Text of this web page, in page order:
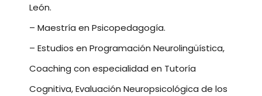
León.
– Maestría en Psicopedagogía.
– Estudios en Programación Neurolingüística,
Coaching con especialidad en Tutoría
Cognitiva, Evaluación Neuropsicológica de los